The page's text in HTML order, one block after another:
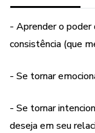
- Aprender o poder
consistência (que
- Se tornar
- Se tornar
deseja em seu